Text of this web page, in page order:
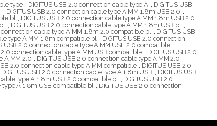
type DIGITUS USB 2.0 connection cable type A
DIGITUS USB
DIGITUS USB 2.0 connection cable type A MM 1.8m USB 2.0
bl
DIGITUS USB 2.0 connection cable type A MM 1.8m USB 2.0
DIGITUS USB 2.0 connection cable type A MM 1.8m USB bl
connection cable type A MM 1.8m 2.0 compatible bl
DIGITUS USB
type A MM 1.8m compatible bl
DIGITUS USB 2.0 connection
USB 2.0 connection cable type A MM USB 2.0 compatible
2.0 connection cable type A MM USB compatible
DIGITUS USB 2.0
A MM 2.0
DIGITUS USB 2.0 connection cable type A MM 2.0
2.0 connection cable type A MM compatible
DIGITUS USB 2.0
DIGITUS USB 2.0 connection cable type A 1.8m USB
DIGITUS USB
type A 1.8m USB 2.0 compatible bl
DIGITUS USB 2.0
type A 1.8m USB compatible bl
DIGITUS USB 2.0 connection